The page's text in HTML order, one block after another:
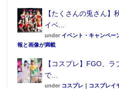
【たくさんの兎さん】
イベ...
under イベント・キャンペー
報と画像が満載
【コスプレ】FGO、
で...
under コスプレ｜コスプレイ